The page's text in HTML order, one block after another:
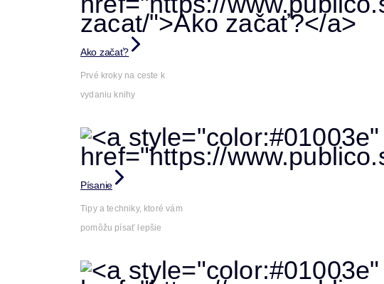
Ako začať?
Prvé kroky na ceste k
vydaniu knihy
Písanie
Tipy a techniky, ktoré vám
pomôžu písať lepšie